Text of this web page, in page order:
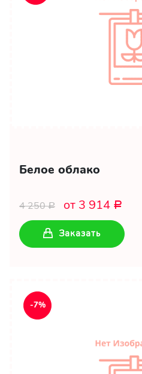
Белое облако
4 250Р от 3 914 Р
Заказать
-7%